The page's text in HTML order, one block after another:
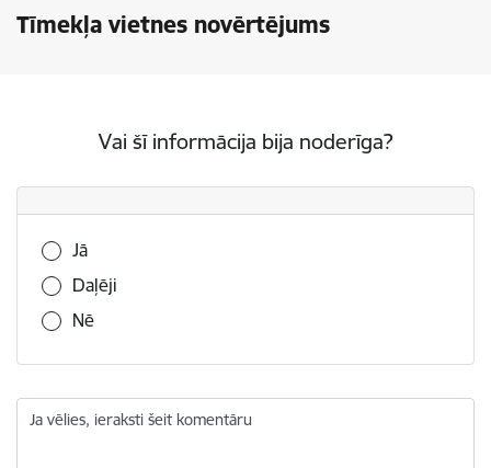
Tīmekļa vietnes novērtējums
Vai šī informācija bija noderīga?
Vai šī informācija bija noderīga?
Jā
Daļēji
Nē
Ja vēlies, ieraksti šeit komentāru